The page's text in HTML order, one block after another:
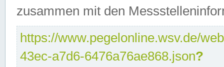
zusammen mit den
https://www.pegelonline.wsv.de/
43ec-a7d6-6476a76ae868.json?